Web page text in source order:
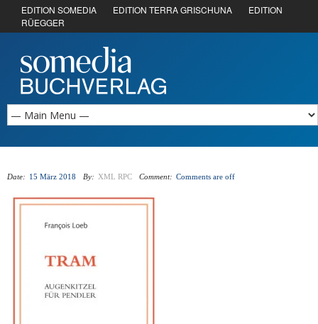
EDITION SOMEDIA EDITION TERRA GRISCHUNA
EDITION
RÜEGGER
Date: 15 März 2018 By: XML RPC Comment: Comments are off